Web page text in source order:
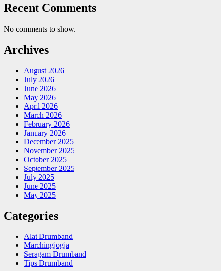
Recent Comments
No comments to show.
Archives
August 2026
July 2026
June 2026
May 2026
April 2026
March 2026
February 2026
January 2026
December 2025
November 2025
October 2025
September 2025
July 2025
June 2025
May 2025
Categories
Alat Drumband
Marchingjogja
Seragam Drumband
Tips Drumband